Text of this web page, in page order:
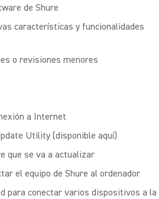
de Shure
características y funcionalidades
o revisiones menores
a Internet
Utility (disponible aquí)
que se va a actualizar
el equipo de Shure al ordenador
para conectar varios dispositivos a la